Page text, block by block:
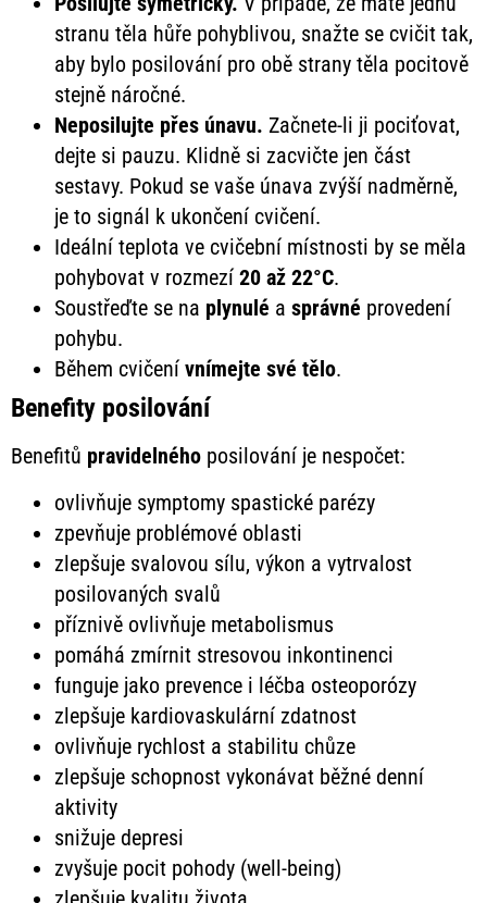
stranu těla hůře pohyblivou, snažte se cvičit tak,
aby bylo posilování pro obě strany těla pocitově
stejně náročné.
Neposilujte přes únavu. Začnete-li ji pociťovat,
dejte si pauzu. Klidně si zacvičte jen část
sestavy. Pokud se vaše únava zvýší nadměrně,
je to signál k ukončení cvičení.
Ideální teplota ve cvičební místnosti by se měla
pohybovat v rozmezí20 až 22°C.
Soustřeďte se na plynulé a správné provedení
pohybu.
Během cvičenívnímejte své tělo.
Benefity posilování
Benefitů pravidelného posilování je nespočet:
ovlivňuje symptomy spastické parézy
zpevňuje problémové oblasti
zlepšuje svalovou sílu, výkon a vytrvalost
posilovaných svalů
příznivě ovlivňuje metabolismus
pomáhá zmírnit stresovou inkontinenci
funguje jako prevence i léčba osteoporózy
zlepšuje kardiovaskulární zdatnost
ovlivňuje rychlost a stabilitu chůze
zlepšuje schopnost vykonávat běžné denní
aktivity
snižuje depresi
zvyšuje pocit pohody (well-being)